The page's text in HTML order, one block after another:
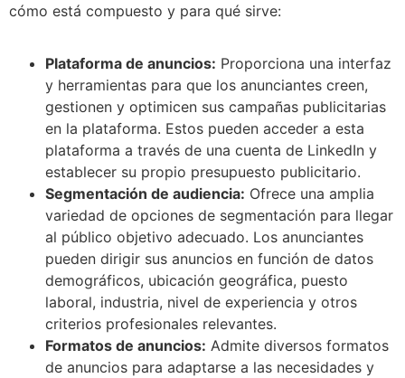
cómo está compuesto y para qué sirve:
Plataforma de anuncios: Proporciona una interfaz
y herramientas para que los anunciantes creen,
gestionen y optimicen sus campañas publicitarias
en la plataforma. Estos pueden acceder a esta
plataforma a través de una cuenta de LinkedIn y
establecer su propio presupuesto publicitario.
Segmentación de audiencia: Ofrece una amplia
variedad de opciones de segmentación para llegar
al público objetivo adecuado. Los anunciantes
pueden dirigir sus anuncios en función de datos
demográficos, ubicación geográfica, puesto
laboral, industria, nivel de experiencia y otros
criterios profesionales relevantes.
Formatos de anuncios: Admite diversos formatos
de anuncios para adaptarse a las necesidades y